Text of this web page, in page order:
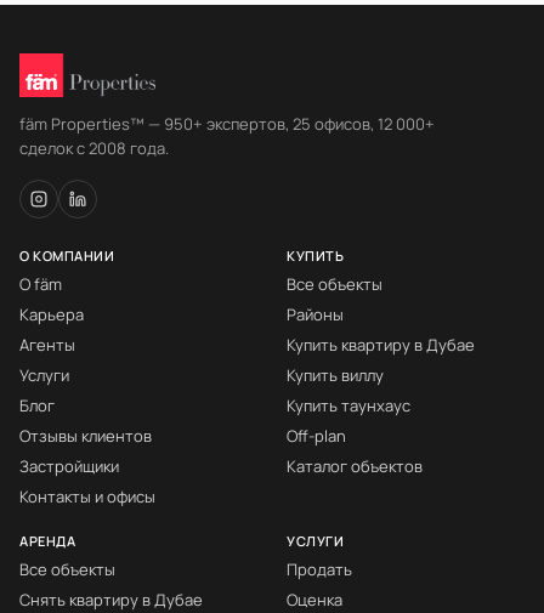
fäm Properties™ — 950+ экспертов, 25 офисов, 12 000+
сделок с 2008 года.
О КОМПАНИИ
О fäm
Карьера
Агенты
Услуги
Блог
Отзывы клиентов
Застройщики
Контакты и офисы
КУПИТЬ
Все объекты
Районы
Купить квартиру в Дубае
Купить виллу
Купить таунхаус
Off-plan
Каталог объектов
АРЕНДА
Все объекты
Снять квартиру в Дубае
УСЛУГИ
Продать
Оценка